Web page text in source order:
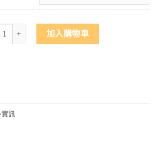
加入購物車
資訊